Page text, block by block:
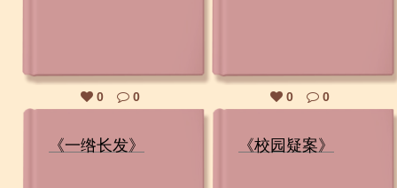
0 0 0 0
《一绺长发》 《校园疑案》